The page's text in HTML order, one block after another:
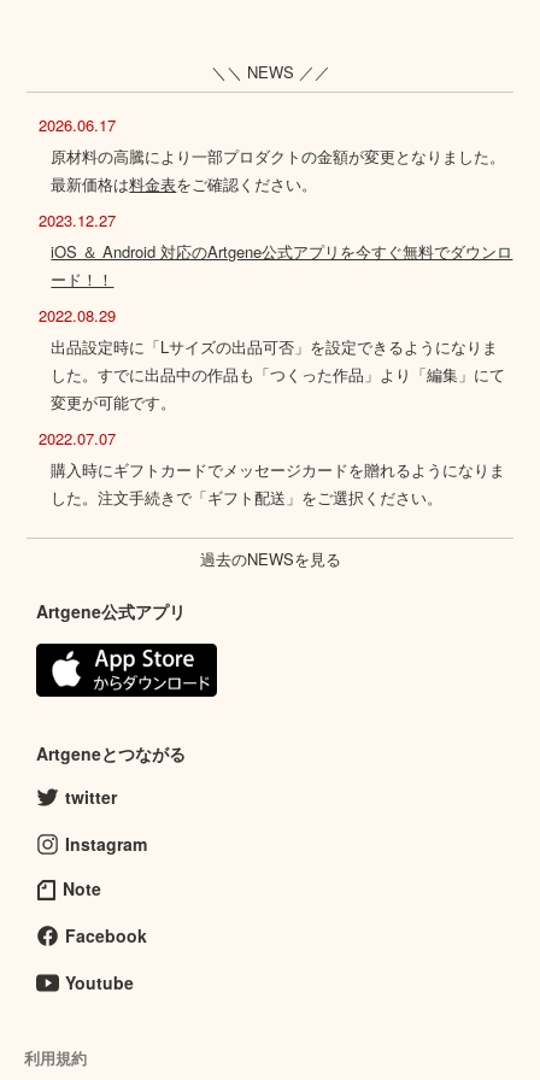
＼＼ NEWS ／／
2026.06.17
原材料の高騰により一部プロダクトの金額が変更となりました。
最新価格は料金表をご確認ください。
2023.12.27
iOS ＆ Android 対応のArtgene公式アプリを今すぐ無料でダウンロ
ード！！
2022.08.29
出品設定時に「Lサイズの出品可否」を設定できるようになりま
した。すでに出品中の作品も「つくった作品」より「編集」にて
変更が可能です。
2022.07.07
購入時にギフトカードでメッセージカードを贈れるようになりま
した。注文手続きで「ギフト配送」をご選択ください。
過去のNEWSを見る
Artgene公式アプリ
Artgeneとつながる
twitter
Instagram
Note
Facebook
Youtube
利用規約